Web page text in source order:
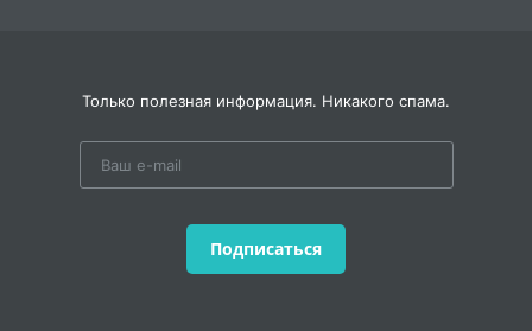
Только полезная информация. Никакого спама.
Подписаться